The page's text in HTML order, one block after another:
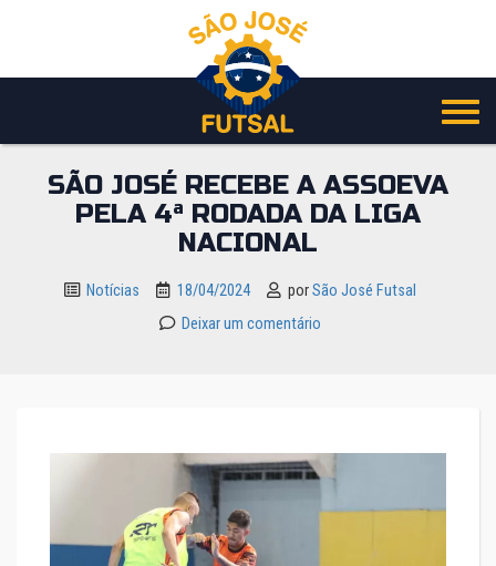
o
SÃO JOSÉ RECEBE A ASSOEVA
PELA 4ª RODADA DA LIGA
NACIONAL
Notícias 18/04/2024 porSão José Futsal
Deixar um comentário